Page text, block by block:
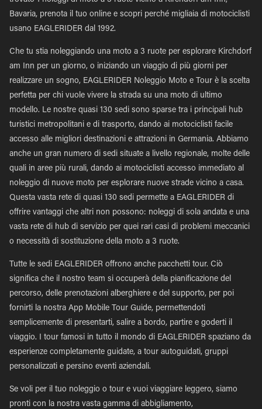
Bavaria, prenota il tuo online e scopri perché migliaia di motociclisti
usano EAGLERIDER dal 1992.
Che tu stia noleggiando una moto a 3 ruote per esplorare Kirchdorf
am Inn per un giorno, o iniziando un viaggio di più giorni per
realizzare un sogno, EAGLERIDER Noleggio Moto e Tour è la scelta
perfetta per chi vuole vivere la strada su una moto di ultimo
modello. Le nostre quasi 130 sedi sono sparse tra i principali hub
turistici metropolitani e di trasporto, dando ai motociclisti facile
accesso alle migliori destinazioni e attrazioni in Germania. Abbiamo
anche un gran numero di sedi situate a livello regionale, molte delle
quali in aree più rurali, dando ai motociclisti accesso immediato al
noleggio di nuove moto per esplorare nuove strade vicino a casa.
Questa vasta rete di quasi 130 sedi permette a EAGLERIDER di
offrire vantaggi che altri non possono: noleggi di sola andata e una
vasta rete di hub di servizio per quei rari casi di problemi meccanici
o necessità di sostituzione della moto a 3 ruote.
Tutte le sedi EAGLERIDER offrono anche pacchetti tour. Ciò
significa che il nostro team si occuperà della pianificazione del
percorso, delle prenotazioni alberghiere e del supporto, per poi
fornirti la nostra App Mobile Tour Guide, permettendoti
semplicemente di presentarti, salire a bordo, partire e goderti il
viaggio. I tour famosi in tutto il mondo di EAGLERIDER spaziano da
esperienze completamente guidate, a tour autoguidati, gruppi
personalizzati e persino eventi aziendali.
Se voli per il tuo noleggio o tour e vuoi viaggiare leggero, siamo
pronti con la nostra vasta gamma di abbigliamento,